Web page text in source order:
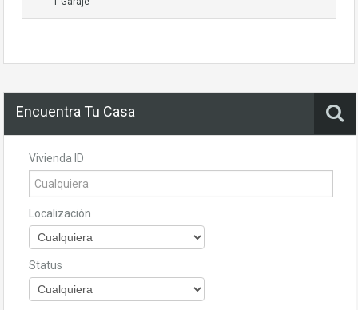
Encuentra Tu Casa
Vivienda ID
Localización
Status